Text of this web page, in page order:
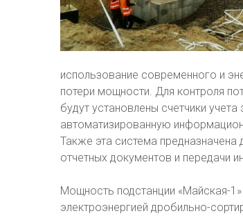
использование современного и
потери мощности. Для контроля
будут установлены счетчики
автоматизированную
Также эта система
отчетных документов и передачи
Мощность подстанции «Майская-
электроэнергией дробильно-